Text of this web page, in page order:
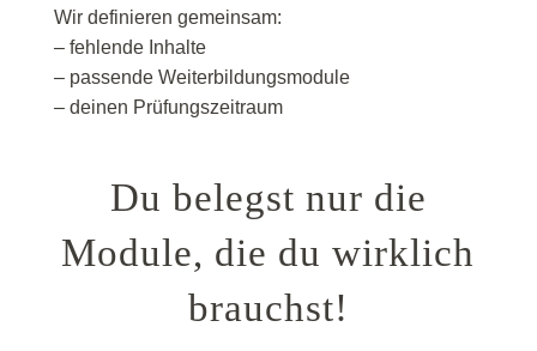
Wir definieren gemeinsam:
– fehlende Inhalte
– passende Weiterbildungsmodule
– deinen Prüfungszeitraum
Du belegst nur die
Module, die du wirklich
brauchst!